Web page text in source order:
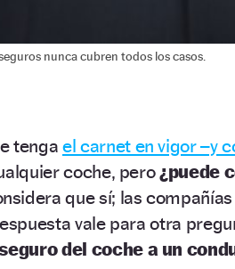
nunca cubren todos los casos.
tenga el carnet en vigor –y
coche, pero¿puede
que sí; las
vale para otra
del coche a un